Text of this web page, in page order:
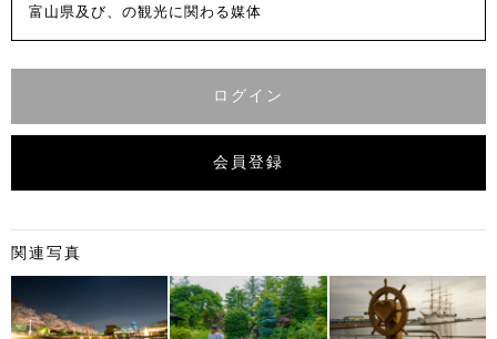
富山県及び、の観光に関わる媒体
ログイン
会員登録
関連写真